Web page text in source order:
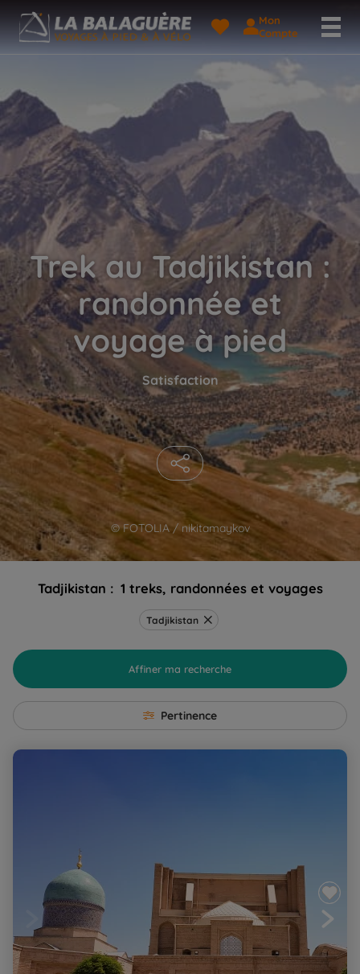
Mon
Compte
© FOTOLIA / nikitamaykov
Trek au Tadjikistan :
randonnée et
voyage à pied
Satisfaction
Tadjikistan : 1 treks, randonnées et voyages
Tadjikistan
Affiner ma recherche
Pertinence
Sentiers oubliés du Pamir et Route légendaire de